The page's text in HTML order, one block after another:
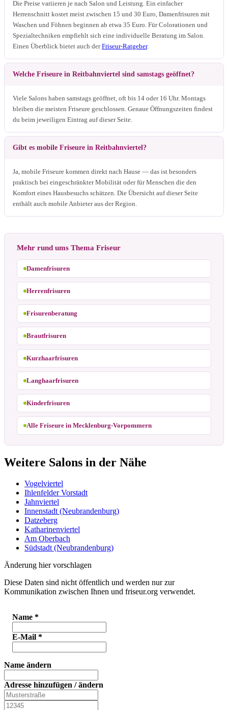
Die Preise variieren je nach Salon und Leistung. Ein einfacher
Herrenschnitt kostet meist zwischen 15 und 30 Euro, Damenfrisuren mit
Waschen und Föhnen beginnen ab etwa 35 Euro. Für Colorationen und
Spezialtechniken empfiehlt sich eine individuelle Beratung im Salon.
Einen Überblick bietet auch derFriseur-Ratgeber.
Welche Friseure in Reitbahnviertel sind samstags geöffnet?
Viele Salons haben samstags geöffnet, oft bis 14 oder 16 Uhr. Montags
bleiben die meisten Friseure geschlossen. Genaue Öffnungszeiten findest
du beim jeweiligen Eintrag auf dieser Seite.
Gibt es mobile Friseure in Reitbahnviertel?
Ja, mobile Friseure kommen direkt nach Hause — das ist besonders
praktisch bei eingeschränkter Mobilität oder für Menschen die den
Komfort eines Hausbesuchs schätzen. Die Übersicht auf dieser Seite
enthält auch mobile Anbieter aus der Region.
Mehr rund ums Thema Friseur
Damenfrisuren
Herrenfrisuren
Frisurenberatung
Brautfrisuren
Kurzhaarfrisuren
Langhaarfrisuren
Kinderfrisuren
Alle Friseure in Mecklenburg-Vorpommern
Weitere Salons in der Nähe
Vogelviertel
Ihlenfelder Vorstadt
Jahnviertel
Innenstadt (Neubrandenburg)
Datzeberg
Katharinenviertel
Am Oberbach
Südstadt (Neubrandenburg)
Änderung hier vorschlagen
Diese Daten sind nicht öffentlich und werden nur zur
Kommunikation zwischen Ihnen und friseur.org verwendet.
Name *
E-Mail *
Name ändern
Adresse hinzufügen / ändern